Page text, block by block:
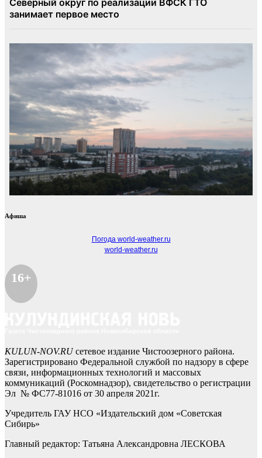
Афиша
Погода world-weather.ru
world-weather.ru
16+
KULUN-NOV.RUсетевое издание Чистоозерного района.
Зарегистрировано Федеральной службой по надзору в сфере
связи, информационных технологий и массовых
коммуникаций (Роскомнадзор), свидетельство о регистрации
Эл № ФС77-81016 от 30 апреля 2021г.
Учредитель ГАУ НСО «Издательский дом «Советская
Сибирь»
Главный редактор: Татьяна Александровна ЛЕСКОВА